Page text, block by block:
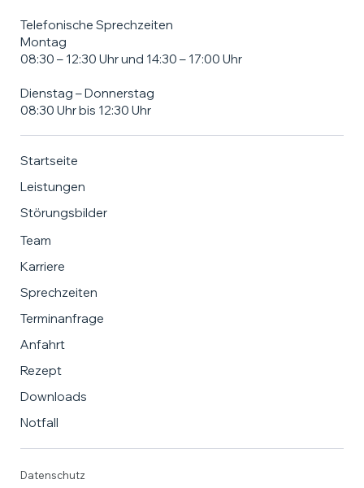
Datenschutz
Terminanfrage
Anfahrt
Rezept
Downloads
Notfall
Startseite
Störungsbilder
Leistungen
Team
Karriere
Sprechzeiten
Telefonische Sprechzeiten
Montag
08:30 – 12:30 Uhr und 14:30 – 17:00 Uhr
Dienstag – Donnerstag
08:30 Uhr bis 12:30 Uhr